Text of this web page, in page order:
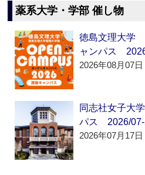
薬系大学・学部 催し物
徳島文理大学
ャンパス
2026年08月07日
同志社女子大
パス 2026/07-
2026年07月17日